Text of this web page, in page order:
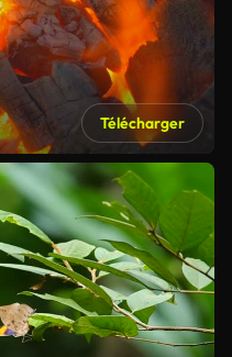
Télécharger